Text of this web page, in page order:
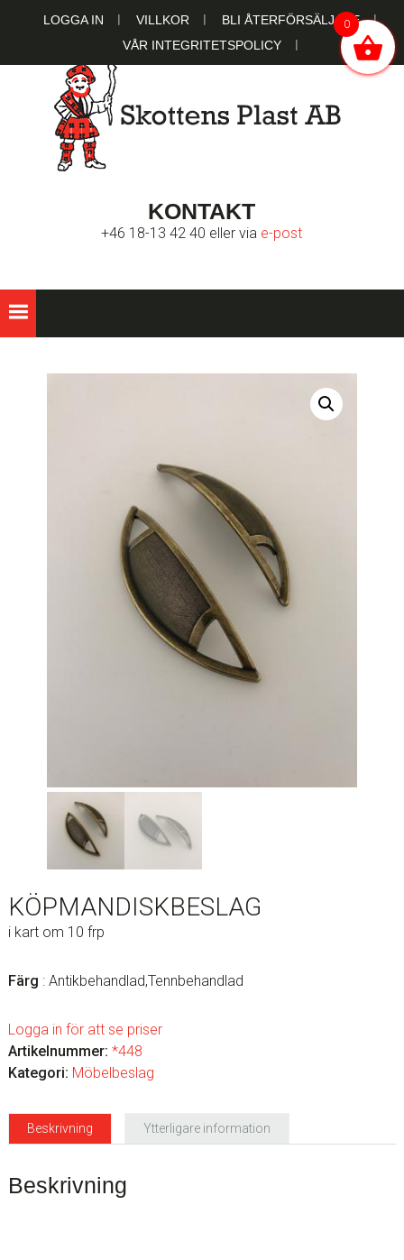
LOGGA IN VILLKOR
BLI ÅTERFÖRSÄLJARE
VÅR INTEGRITETSPOLICY
SKOTTENS
PLAST AB
KONTAKT
+46 18-13 42 40 eller via e-post
KÖPMANDISKBESLAG
i kart om 10 frp
Färg : Antikbehandlad,Tennbehandlad
Logga in för att se priser
Artikelnummer: *448
Kategori: Möbelbeslag
Beskrivning Ytterligare information
Beskrivning
0